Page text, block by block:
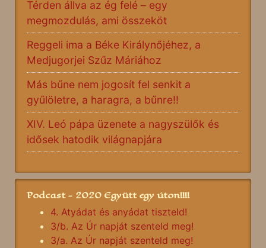
Térden állva az ég felé – egy
megmozdulás, ami összeköt
Reggeli ima a Béke Királynőjéhez, a
Medjugorjei Szűz Máriához
Más bűne nem jogosít fel senkit a
gyűlöletre, a haragra, a bűnre!!
XIV. Leó pápa üzenete a nagyszülők és
idősek hatodik világnapjára
Podcast - 2020 Együtt egy úton!!!!
4. Atyádat és anyádat tiszteld!
3/b. Az Úr napját szenteld meg!
3/a. Az Úr napját szenteld meg!